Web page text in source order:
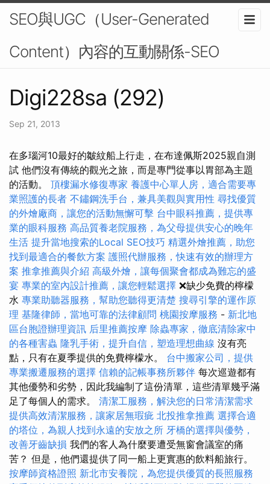
SEO與UGC（User-Generated
Content）內容的互動關係-SEO
Digi228sa (292)
Sep 21, 2013
在多瑙河10最好的皺紋船上行走，在布達佩斯2025親自測
試 他們沒有傳統的觀光之旅，而是專門從事以胃部為主題
的活動。 頂樓漏水修復專家 養護中心單人房，適合需要專
業照護的長者 不鏽鋼洗手台，兼具美觀與實用性 尋找優質
的外燴廠商，讓您的活動無懈可擊 台中眼科推薦，提供專
業的眼科服務 高品質養老院服務，為父母提供安心的晚年
生活 提升當地搜索的Local SEO技巧 精選外燴推薦，助您
找到最適合的餐飲方案 護照代辦服務，快速有效的辦理方
案 推拿推薦與介紹 高級外燴，讓每個聚會都成為難忘的盛
宴 專業的室內設計推薦，讓您輕鬆選擇 ❌缺少免費的檸檬
水 專業助聽器服務，幫助您聽得更清楚 搜尋引擎的運作原
理 基隆律師，當地可靠的法律顧問 桃園按摩服務 - 新北地
區台胞證辦理資訊 后里推薦按摩 除蟲專家，徹底清除家中
的各種害蟲 隆乳手術，提升自信，塑造理想曲線 沒有亮
點，只有在夏季提供的免費檸檬水。 台中搬家公司，提供
專業搬遷服務的選擇 信賴的記帳事務所夥伴 每次巡遊都有
其他優勢和劣勢，因此我編制了這份清單，這些清單幾乎滿
足了每個人的需求。 清潔工服務，解決您的日常清潔需求
提供高效清潔服務，讓家居無瑕疵 北投推拿推薦 選擇合適
的塔位，為親人找到永遠的安放之所 牙橋的選擇與優勢，
改善牙齒缺損 我們的客人為什麼要遭受無窗會議室的痛
苦？ 但是，他們還提供了同一船上更實惠的飲料船旅行。
按摩師資格證照 新北市安養院，為您提供優質的長照服務